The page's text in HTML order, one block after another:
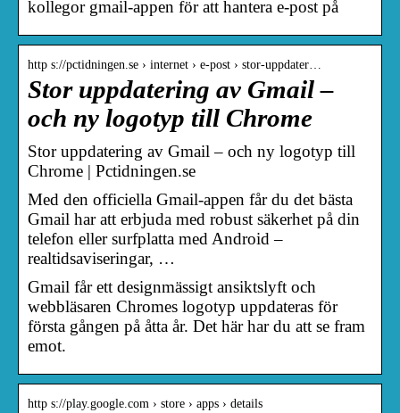
kollegor gmail-appen för att hantera e-post på
http s://pctidningen.se › internet › e-post › stor-uppdater…
Stor uppdatering av Gmail –
och ny logotyp till Chrome
Stor uppdatering av Gmail – och ny logotyp till
Chrome | Pctidningen.se
Med den officiella Gmail-appen får du det bästa
Gmail har att erbjuda med robust säkerhet på din
telefon eller surfplatta med Android –
realtidsaviseringar, …
Gmail får ett designmässigt ansiktslyft och
webbläsaren Chromes logotyp uppdateras för
första gången på åtta år. Det här har du att se fram
emot.
http s://play.google.com › store › apps › details